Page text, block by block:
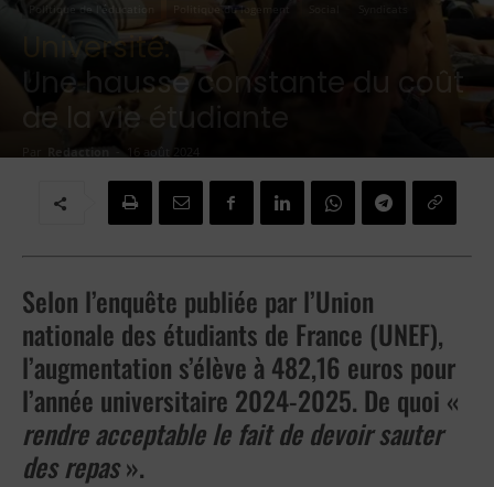
Politique de l'éducation
Politique du logement
Université:
Une hausse constante du coût
de la vie étudiante
Redaction - 16 août 2024
Selon l’enquête publiée par l’Union
nationale des étudiants de France (UNEF),
l’augmentation s’élève à 482,16 euros pour
l’année universitaire 2024-2025. De quoi «
rendre acceptable le fait de devoir sauter
des repas».